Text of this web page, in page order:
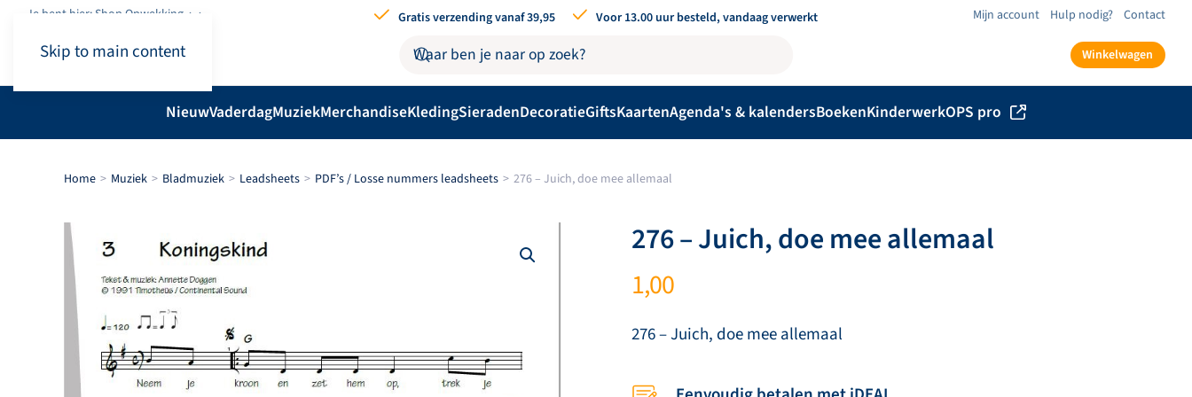
Skip to main content
Je bent hier: Shop.Opwekking Gratis verzending vanaf 39,95 Voor 13.00 uur besteld, vandaag verwerkt Mijn account Hulp nodig? Contact
Winkelwagen
NieuwVaderdagMuziekMerchandiseKledingSieradenDecoratieGiftsKaartenAgenda's & kalendersBoekenKinderwerkOPS pro
Home Muziek Bladmuziek Leadsheets PDF’s / Losse nummers leadsheets 276 – Juich, doe mee allemaal
276 – Juich, doe mee allemaal
1,00
276 – Juich, doe mee allemaal